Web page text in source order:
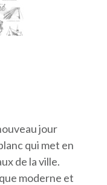
jour
qui met en
de la ville.
moderne et